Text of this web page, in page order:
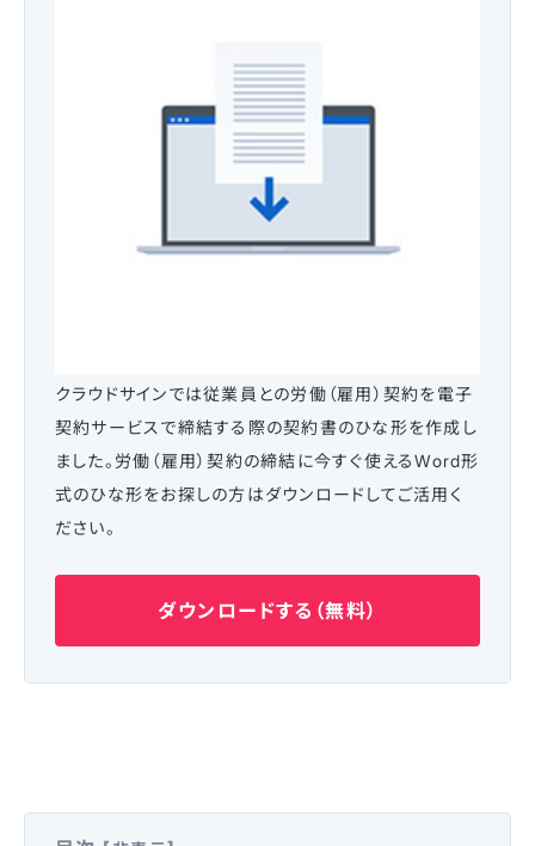
クラウドサインでは従業員との労働（雇用）契約を電子
契約サービスで締結する際の契約書のひな形を作成し
ました。労働（雇用）契約の締結に今すぐ使えるWord形
式のひな形をお探しの方はダウンロードしてご活用く
ださい。
ダウンロードする（無料）